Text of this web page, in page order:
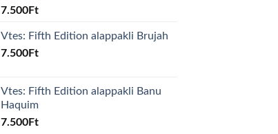
7.500Ft
Vtes: Fifth Edition alappakli Brujah
7.500Ft
Vtes: Fifth Edition alappakli Banu
Haquim
7.500Ft